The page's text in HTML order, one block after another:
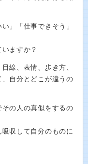
」「仕事できそう」
ますか？
線、表情、歩き方、
自分とどこが違うの
の人の真似をするの
収して自分のものに